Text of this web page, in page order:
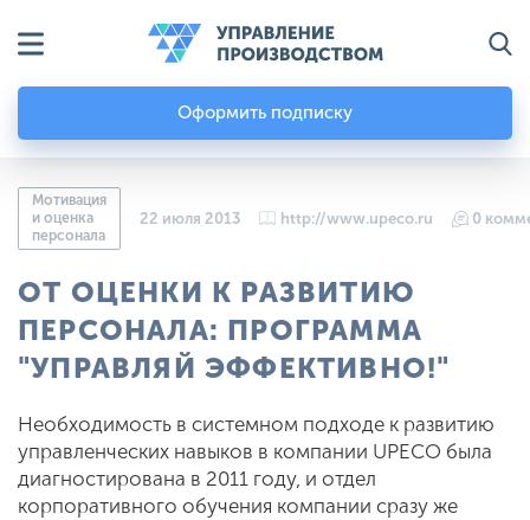
Оформить подписку
Мотивация
и оценка
персонала
22 июля 2013 http://www.upeco.ru 0
ОТ ОЦЕНКИ К РАЗВИТИЮ
ПЕРСОНАЛА: ПРОГРАММА
"УПРАВЛЯЙ ЭФФЕКТИВНО!"
Необходимость в системном подходе к развитию
управленческих навыков в компании UPECO была
диагностирована в 2011 году, и отдел
корпоративного обучения компании сразу же